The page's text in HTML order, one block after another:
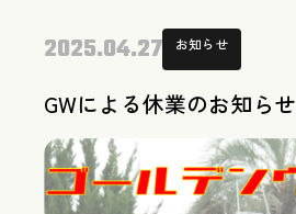
2025.04.27 お知らせ
GWによる休業のお知らせ